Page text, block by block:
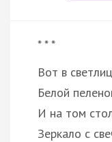
* * *
Вот в
Белой
И на том
Зеркало с